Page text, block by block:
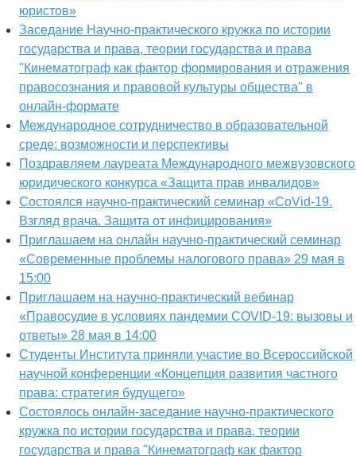
юристов»
Заседание Научно-практического кружка по истории
государства и права, теории государства и права
"Кинематограф как фактор формирования и отражения
правосознания и правовой культуры общества" в
онлайн-формате
Международное сотрудничество в образовательной
среде: возможности и перспективы
Поздравляем лауреата Международного межвузовского
юридического конкурса «Защита прав инвалидов»
Состоялся научно-практический семинар «CoVid-19.
Взгляд врача. Защита от инфицирования»
Приглашаем на онлайн научно-практический семинар
«Современные проблемы налогового права» 29 мая в
15:00
Приглашаем на научно-практический вебинар
«Правосудие в условиях пандемии COVID-19: вызовы и
ответы» 28 мая в 14:00
Студенты Института приняли участие во Всероссийской
научной конференции «Концепция развития частного
права: стратегия будущего»
Состоялось онлайн-заседание научно-практического
кружка по истории государства и права, теории
государства и права "Кинематограф как фактор